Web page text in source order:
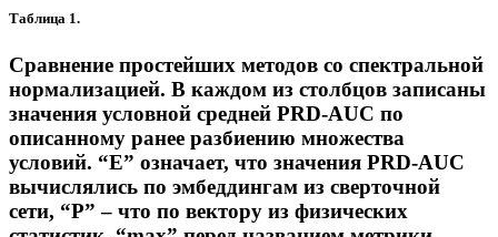
Таблица 1.
Сравнение простейших методов со спектральной
нормализацией. В каждом из столбцов записаны
значения условной средней PRD-AUC по
описанному ранее разбиению множества
условий. “E” означает, что значения PRD-AUC
вычислялись по эмбеддингам из сверточной
сети, “P” – что по вектору из физических